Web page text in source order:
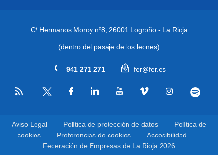
C/ Hermanos Moroy nº8, 26001 Logroño - La Rioja
(dentro del pasaje de los leones)
941 271 271 fer@fer.es
RSS
Aviso Legal Política de protección de datos
Política de
cookies
Preferencias de cookies
Accesibilidad
Federación de Empresas de La Rioja 2026